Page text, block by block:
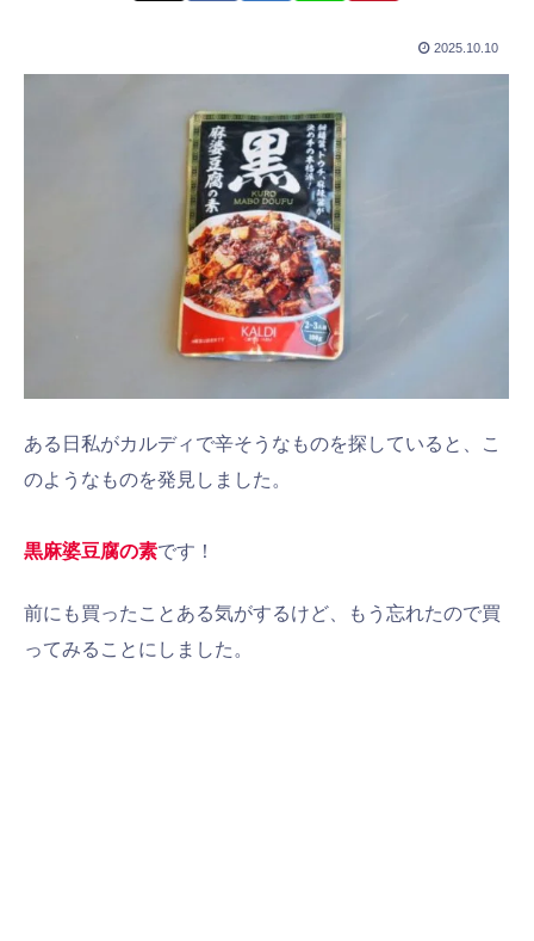
2025.10.10
ある日私がカルディで辛そうなものを探していると、こ
のようなものを発見しました。
黒麻婆豆腐の素です！
前にも買ったことある気がするけど、もう忘れたので買
ってみることにしました。